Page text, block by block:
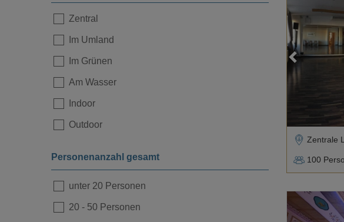
Zentral
Im Umland
Im Grünen
Am Wasser
Indoor
Outdoor
Personenanzahl gesamt
unter 20 Personen
20 - 50 Personen
Zentrale
100